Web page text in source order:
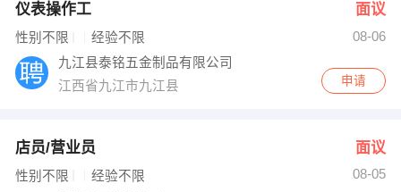
仪表操作工 面议
性别不限 经验不限
08-06
九江县泰铭五金制品有限公司
江西省九江市九江县
申请
店员/营业员 面议
性别不限 经验不限
08-05